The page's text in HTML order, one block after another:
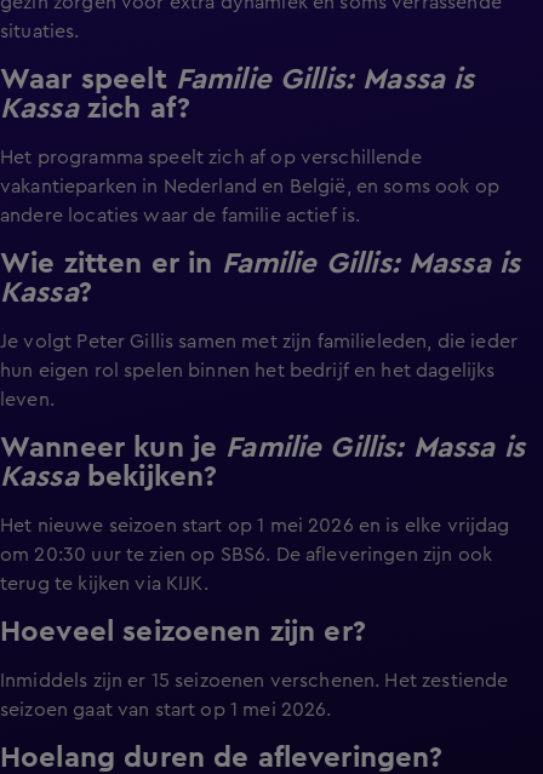
situaties.
Waar speelt Familie Gillis: Massa is
Kassazich af?
Het programma speelt zich af op verschillende
vakantieparken in Nederland en België, en soms ook op
andere locaties waar de familie actief is.
Wie zitten er in Familie Gillis: Massa is
Kassa?
Je volgt Peter Gillis samen met zijn familieleden, die ieder
hun eigen rol spelen binnen het bedrijf en het dagelijks
leven.
Wanneer kun je Familie Gillis: Massa is
Kassabekijken?
Het nieuwe seizoen start op 1 mei 2026 en is elke vrijdag
om 20:30 uur te zien op SBS6. De afleveringen zijn ook
terug te kijken via KIJK.
Hoeveel seizoenen zijn er?
Inmiddels zijn er 15 seizoenen verschenen. Het zestiende
seizoen gaat van start op 1 mei 2026.
Hoelang duren de afleveringen?